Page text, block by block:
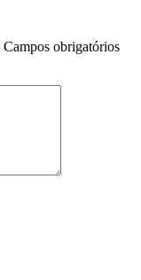
Campos obrigatórios